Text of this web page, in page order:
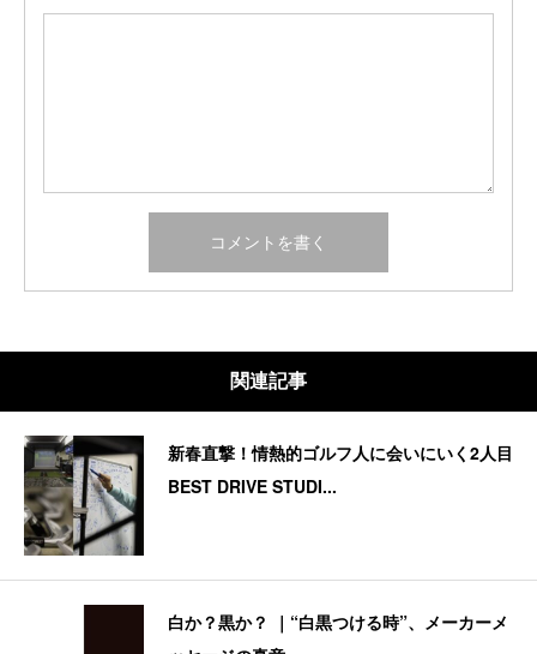
関連記事
新春直撃！情熱的ゴルフ人に会いにいく2人目
BEST DRIVE STUDI...
白か？黒か？ ｜“白黒つける時”、メーカーメ